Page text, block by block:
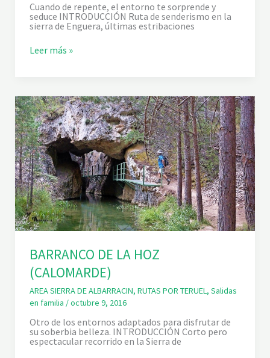
Cuando de repente, el entorno te sorprende y
seduce INTRODUCCIÓN Ruta de senderismo en la
sierra de Enguera, últimas estribaciones
E
R
A
N
C
O
B
O
Q
U
I
L
L
A
Y
L
V
E
N
T
A
N
A
Leer más »
BARRANCO DE LA HOZ
(CALOMARDE)
AREA SIERRA DE ALBARRACIN, RUTAS POR TERUEL, Salidas
en familia /octubre 9, 2016
Otro de los entornos adaptados para disfrutar de
su soberbia belleza. INTRODUCCIÓN Corto pero
espectacular recorrido en la Sierra de